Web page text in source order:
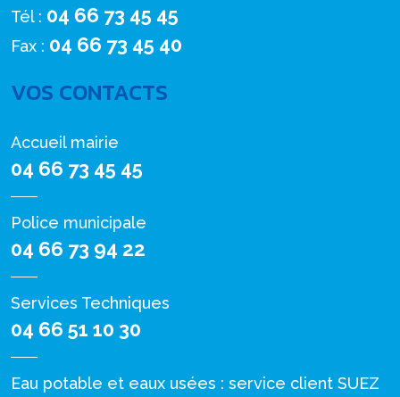
Tél : 04 66 73 45 45
Fax : 04 66 73 45 40
VOS CONTACTS
Accueil mairie
04 66 73 45 45
Police municipale
04 66 73 94 22
Services Techniques
04 66 51 10 30
Eau potable et eaux usées : service client SUEZ